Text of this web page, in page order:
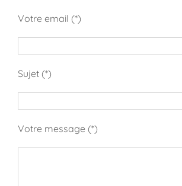
Votre email (*)
Sujet (*)
Votre message (*)